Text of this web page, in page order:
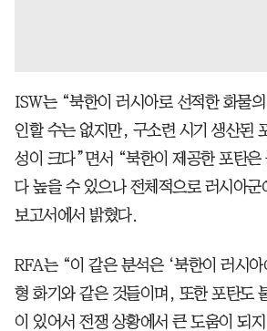
ISW는 “북한이 러시아로 선적한 화물
인할 수는 없지만, 구소련 시기 생산된
성이 크다”면서 “북한이 제공한 포탄은
다 높을 수 있으나 전체적으로 러시아
보고서에서 밝혔다.
RFA는 “이 같은 분석은 ‘북한이 러시
형 화기와 같은 것들이며, 또한 포탄도
이 있어서 전쟁 상황에서 큰 도움이 되